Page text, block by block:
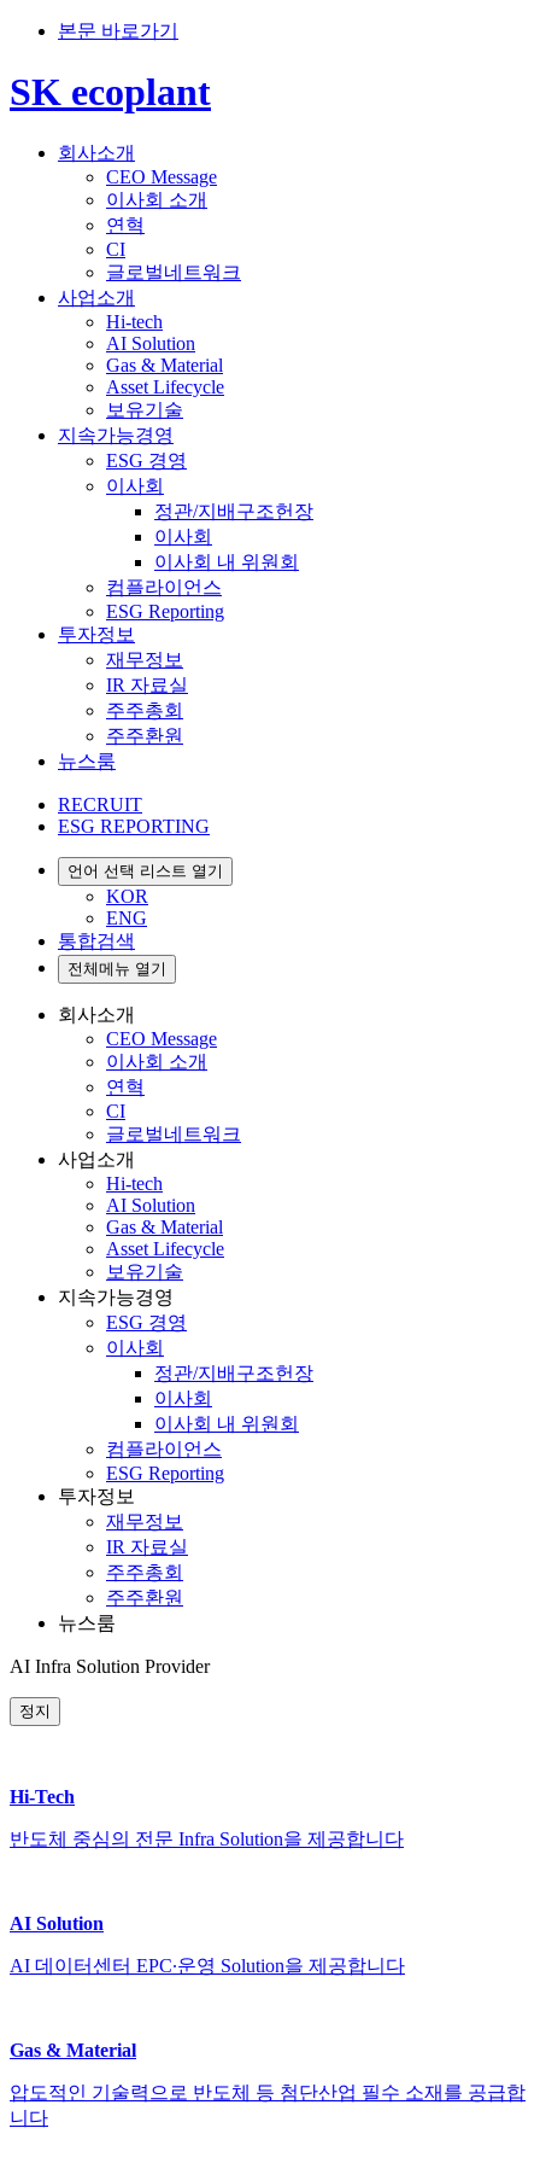
본문 바로가기
SK ecoplant
회사소개
CEO Message
이사회 소개
연혁
CI
글로벌네트워크
사업소개
Hi-tech
AI Solution
Gas & Material
Asset Lifecycle
보유기술
지속가능경영
ESG 경영
이사회
정관/지배구조헌장
이사회
이사회 내 위원회
컴플라이언스
ESG Reporting
투자정보
재무정보
IR 자료실
주주총회
주주환원
뉴스룸
RECRUIT
ESG REPORTING
언어 선택 리스트 열기
KOR
ENG
통합검색
전체메뉴 열기
회사소개
CEO Message
이사회 소개
연혁
CI
글로벌네트워크
사업소개
Hi-tech
AI Solution
Gas & Material
Asset Lifecycle
보유기술
지속가능경영
ESG 경영
이사회
정관/지배구조헌장
이사회
이사회 내 위원회
컴플라이언스
ESG Reporting
투자정보
재무정보
IR 자료실
주주총회
주주환원
뉴스룸
AI Infra Solution Provider
정지
Hi-Tech
반도체 중심의 전문 Infra Solution을 제공합니다
AI Solution
AI 데이터센터 EPC∙운영 Solution을 제공합니다
Gas & Material
압도적인 기술력으로 반도체 등 첨단산업 필수 소재를 공급합
니다